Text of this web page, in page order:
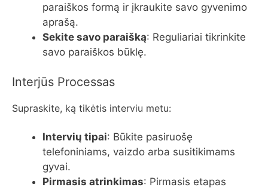
paraiškos formą ir įkraukite savo gyvenimo
aprašą.
Sekite savo paraišką: Reguliariai tikrinkite
savo paraiškos būklę.
Interjūs Processas
Supraskite, ką tikėtis interviu metu:
Intervių tipai: Būkite pasiruošę
telefoniniams, vaizdo arba susitikimams
gyvai.
Pirmasis atrinkimas: Pirmasis etapas